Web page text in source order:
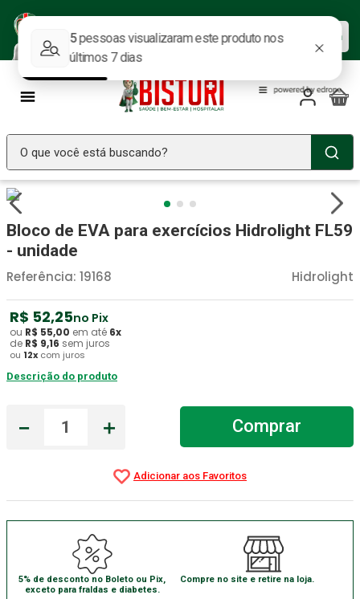
ofertas.
Baixar agora
O que você está buscando?
Bloco de EVA para exercícios Hidrolight FL59
- unidade
Hidrolight
Referência: 19168
R$ 52,25no Pix
ou R$ 55,00 em até 6x
de R$ 9,16 sem juros
ou 12x com juros
Descrição do produto
＋
－ Comprar
5% de desconto no Boleto ou Pix,
exceto para fraldas e diabetes.
Compre no site e retire na loja.
2º Fralda Geriatrica
3º Luva Latex
4º Littmann
5 º Estetoscopio Littmann
6º Aparelho Pressão
7º Absorvente Geriatrico
Cadeira Banho